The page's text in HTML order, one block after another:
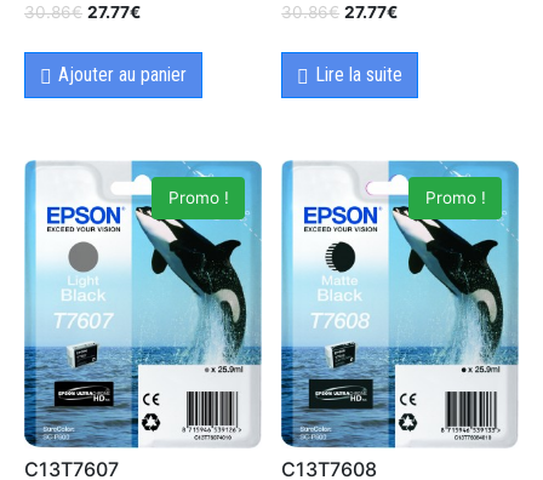
30.86€ 27.77€
Ajouter au panier
30.86€ 27.77€
Lire la suite
Promo !
C13T7607
Promo !
C13T7608